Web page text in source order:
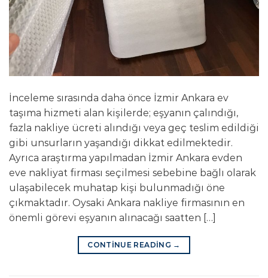
İnceleme sırasında daha önce İzmir Ankara ev
taşıma hizmeti alan kişilerde; eşyanın çalındığı,
fazla nakliye ücreti alındığı veya geç teslim edildiği
gibi unsurların yaşandığı dikkat edilmektedir.
Ayrıca araştırma yapılmadan İzmir Ankara evden
eve nakliyat firması seçilmesi sebebine bağlı olarak
ulaşabilecek muhatap kişi bulunmadığı öne
çıkmaktadır. Oysaki Ankara nakliye firmasının en
önemli görevi eşyanın alınacağı saatten […]
CONTINUE READING →